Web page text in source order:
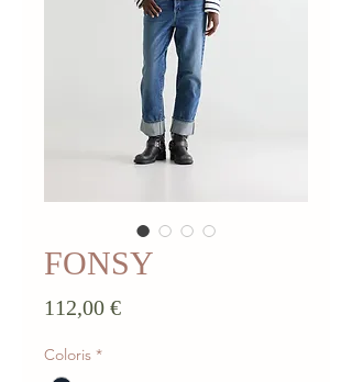
FONSY
112,00 €Prix
Coloris *